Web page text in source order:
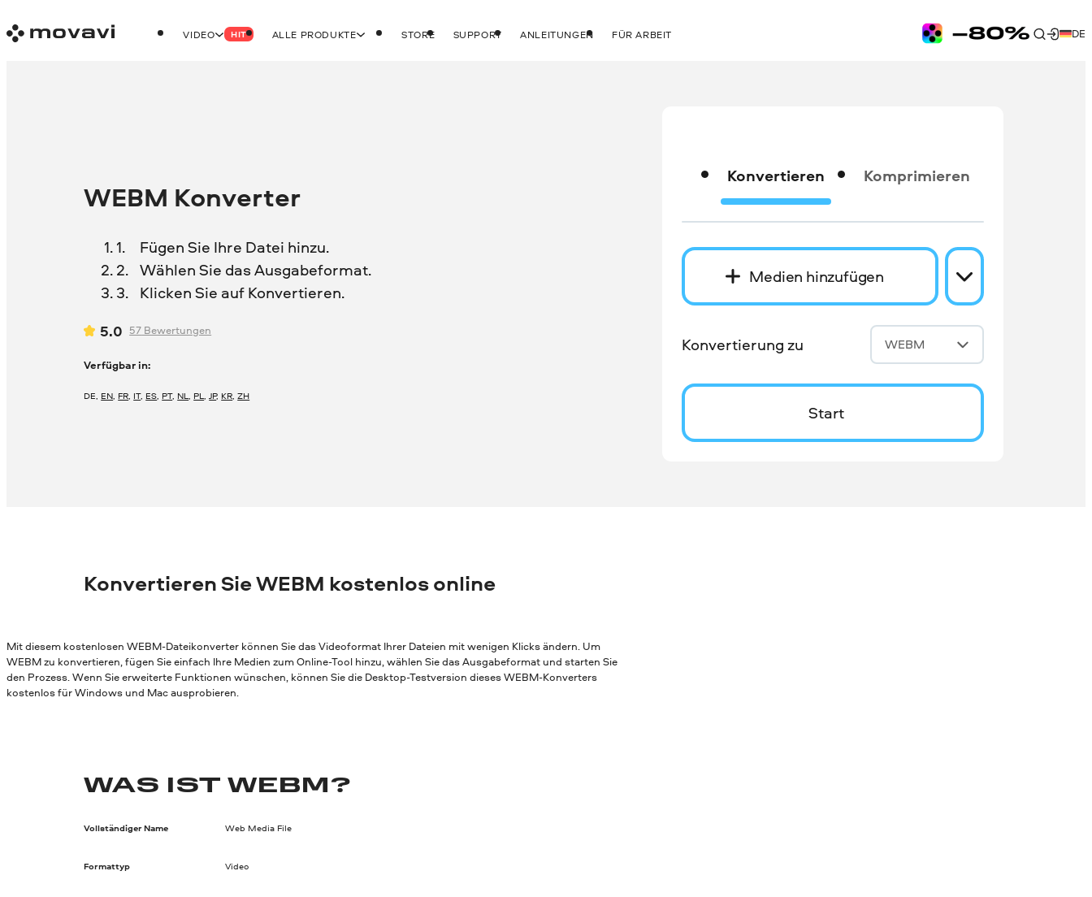
VIDEO HIT ALLE PRODUKTE STORE SUPPORT ANLEITUNGEN FÜR ARBEIT DE
WEBM Konverter
Fügen Sie Ihre Datei hinzu.
Wählen Sie das Ausgabeformat.
Klicken Sie auf Konvertieren.
5.0 57 Bewertungen
Verfügbar in:
DE EN FR IT, ES PT, NL PL JP, KR ,ZH
Konvertieren Komprimieren
Medien hinzufügen
Konvertierung zu WEBM
Start
Konvertieren Sie WEBM kostenlos online
Mit diesem kostenlosen WEBM-Dateikonverter können Sie das Videoformat Ihrer Dateien mit wenigen Klicks ändern. Um
WEBM zu konvertieren, fügen Sie einfach Ihre Medien zum Online-Tool hinzu, wählen Sie das Ausgabeformat und starten Sie
den Prozess. Wenn Sie erweiterte Funktionen wünschen, können Sie die Desktop-Testversion dieses WEBM-Konverters
kostenlos für Windows und Mac ausprobieren.
WAS IST WEBM?
Vollständiger Name Web Media File
Formattyp Video